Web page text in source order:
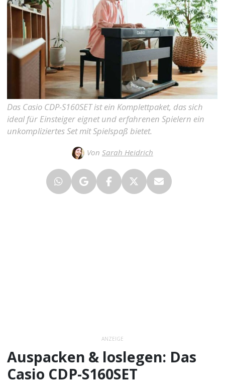
Das Casio CDP-S160SET ist ein Komplettpaket, das sich
ideal für Einsteiger eignet und erfahrenen Spielern ein
unkompliziertes Set mit Spielspaß bietet.
Von Sarah Heidrich
ANZEIGE
Auspacken & loslegen: Das
Casio CDP-S160SET